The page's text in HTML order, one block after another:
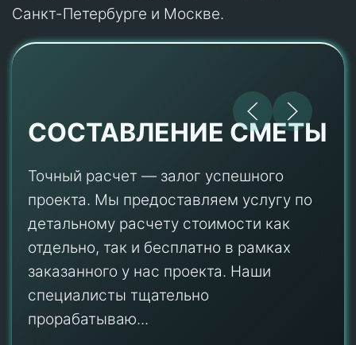
Санкт-Петербурге и Москве.
СОСТАВЛЕНИЕ СМЕТЫ
Точный расчет — залог успешного
проекта. Мы предоставляем услугу по
детальному расчету стоимости как
отдельно, так и бесплатно в рамках
заказанного у нас проекта. Наши
специалисты тщательно
прорабатываю...